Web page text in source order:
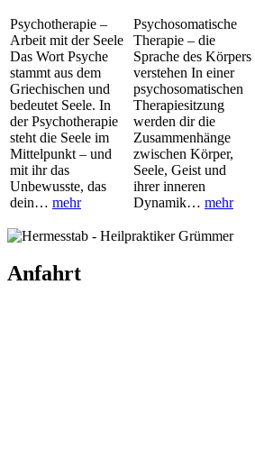
Psychotherapie –
Arbeit mit der Seele
Das Wort Psyche
stammt aus dem
Griechischen und
bedeutet Seele. In
der Psychotherapie
steht die Seele im
Mittelpunkt – und
mit ihr das
Unbewusste, das
dein… mehr
Psychosomatische
Therapie – die
Sprache des Körpers
verstehen In einer
psychosomatischen
Therapiesitzung
werden dir die
Zusammenhänge
zwischen Körper,
Seele, Geist und
ihrer inneren
Dynamik… mehr
Anfahrt